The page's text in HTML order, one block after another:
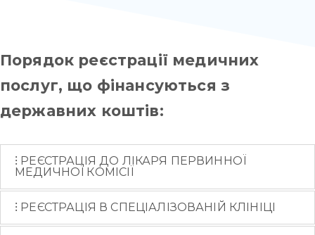
Порядок реєстрації медичних
послуг, що фінансуються з
державних коштів:
РЕЄСТРАЦІЯ ДО ЛІКАРЯ ПЕРВИННОЇ
МЕДИЧНОЇ КОМІСІЇ
РЕЄСТРАЦІЯ В СПЕЦІАЛІЗОВАНІЙ КЛІНІЦІ